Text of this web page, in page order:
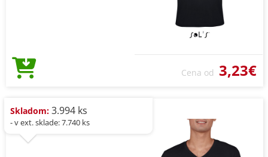
Cena od 3,23€
Skladom: 3.994 ks
- v ext. sklade: 7.740 ks